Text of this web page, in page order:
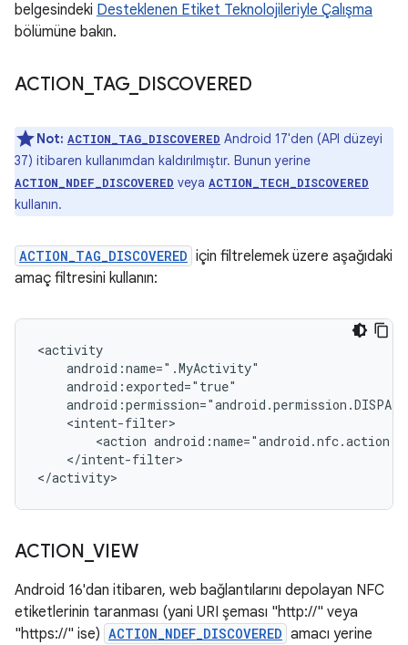
belgesindeki Desteklenen Etiket Teknolojileriyle Çalışma
bölümüne bakın.
ACTION TAG_ DISCOVERED
Not: ACTION_TAG_DISCOVERED Android 17'den (API düzeyi
37) itibaren kullanımdan kaldırılmıştır. Bunun yerine
ACTION_NDEF_DISCOVERED veya ACTION_TECH_DISCOVERED
kullanın.
ACTION_TAG_DISCOVERED için filtrelemek üzere aşağıdaki
amaç filtresini kullanın:
<action
</intent-filter>
</activity>
ACTION _VIEW
Android 16'dan itibaren, web bağlantılarını depolayan NFC
etiketlerinin taranması (yani URI şeması "http://" veya
"https://" ise) ACTION_NDEF_DISCOVERED amacı yerine